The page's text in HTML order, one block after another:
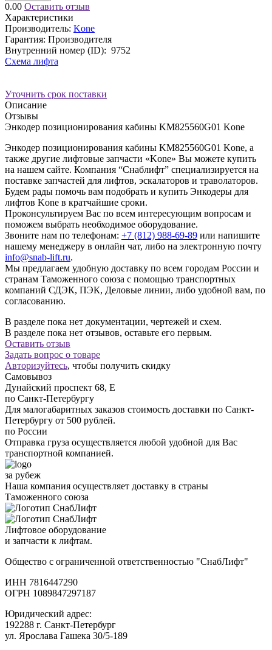
0.00 Оставить отзыв
Характеристики
Производитель: Kone
Гарантия: Производителя
Внутренний номер (ID): 9752
Схема лифта
Уточнить срок поставки
Описание
Отзывы
Энкодер позиционирования кабины KM825560G01 Kone
Энкодер позиционирования кабины KM825560G01 Kone, а
также другие лифтовые запчасти «Kone» Вы можете купить
на нашем сайте. Компания “Снаблифт” специализируется на
поставке запчастей для лифтов, эскалаторов и траволаторов.
Будем рады помочь вам подобрать и купить Энкодеры для
лифтов Kone в кратчайшие сроки.
Проконсультируем Вас по всем интересующим вопросам и
поможем выбрать необходимое оборудование.
Звоните нам по телефонам: +7 (812) 988-69-89 или напишите
нашему менеджеру в онлайн чат, либо на электронную почту
info@snab-lift.ru.
Мы предлагаем удобную доставку по всем городам России и
странам Таможенного союза с помощью транспортных
компаний СДЭК, ПЭК, Деловые линии, либо удобной вам, по
согласованию.
В разделе пока нет документации, чертежей и схем.
В разделе пока нет отзывов, оставьте его первым.
Оставить отзыв
Задать вопрос о товаре
Авторизуйтесь, чтобы получить скидку
Самовывоз
Дунайский проспект 68, Е
по Санкт-Петербургу
Для малогабаритных заказов стоимость доставки по Санкт-
Петербургу от 500 рублей.
по России
Отправка груза осуществляется любой удобной для Вас
транспортной компанией.
за рубеж
Наша компания осуществляет доставку в страны
Таможенного союза
Лифтовое оборудование
и запчасти к лифтам.
Общество с ограниченной ответственностью "СнабЛифт"
ИНН 7816447290
ОГРН 1089847297187
Юридический адрес:
192288 г. Санкт-Петербург
ул. Ярослава Гашека 30/5-189